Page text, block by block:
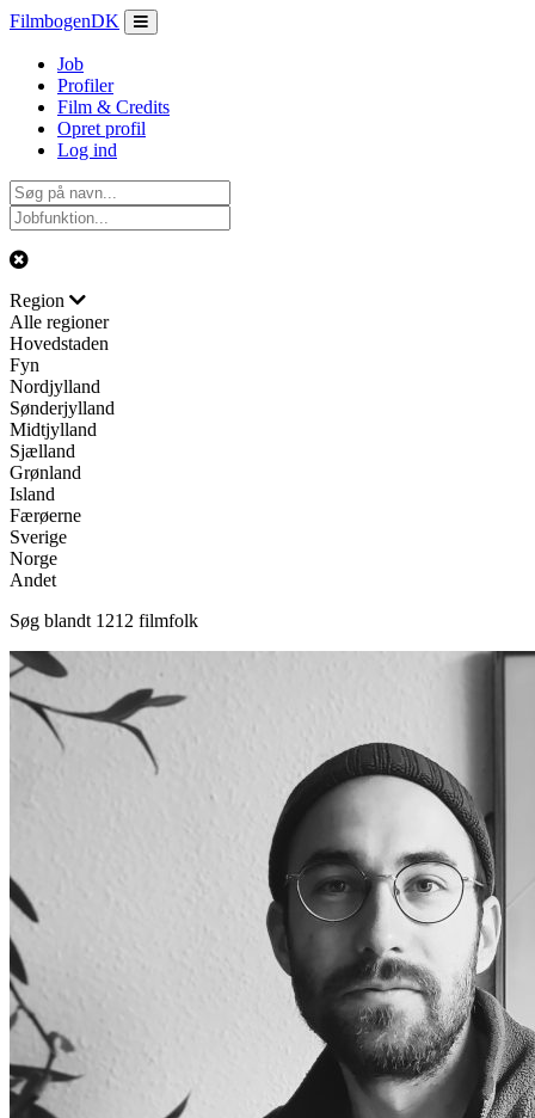
FilmbogenDK
Job
Profiler
Film & Credits
Opret profil
Log ind
Region
Alle regioner
Hovedstaden
Fyn
Nordjylland
Sønderjylland
Midtjylland
Sjælland
Grønland
Island
Færøerne
Sverige
Norge
Andet
Søg blandt 1212 filmfolk